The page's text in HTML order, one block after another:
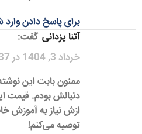
برای پاسخ دادن وارد
آتنا یزدانی گفت:
خرداد 3, 1404 در 7:37 ق.ظ
ممنون بابت این
دنبالش بودم. قیمت
ازش نیاز به آموزش
توصیه می‌کنم!